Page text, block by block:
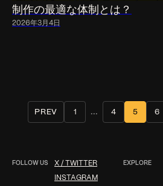
制作の最適な体制とは？
2026年3月4日
PREV 1 ... 4 5 6
FOLLOW US X / TWITTER
INSTAGRAM
EXPLORE